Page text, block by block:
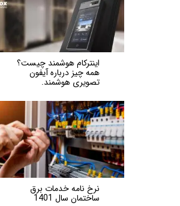
اینترکام هوشمند چیست؟
همه چیز درباره آیفون
تصویری هوشمند.
نرخ نامه خدمات برق
ساختمان سال 1401